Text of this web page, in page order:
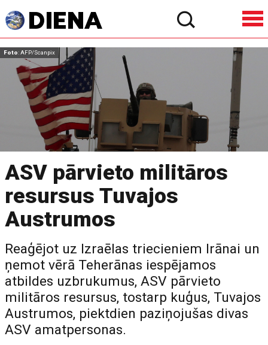
Foto: AFP/Scanpix
ASV pārvieto militāros
resursus Tuvajos
Austrumos
Reaģējot uz Izraēlas triecieniem Irānai un
ņemot vērā Teherānas iespējamos
atbildes uzbrukumus, ASV pārvieto
militāros resursus, tostarp kuģus, Tuvajos
Austrumos, piektdien paziņojušas divas
ASV amatpersonas.